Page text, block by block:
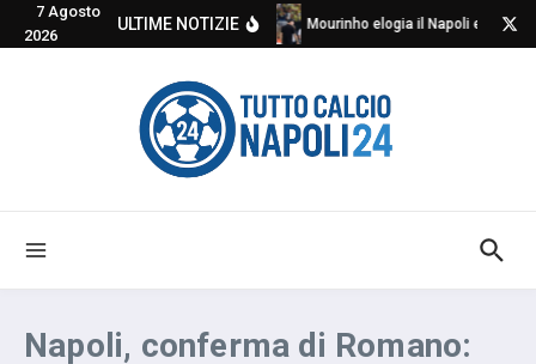
Salta al contenuto
7 Agosto
2026
ULTIME NOTIZIE Mourinho elogia il Napoli e critica
Napoli, conferma di Romano: